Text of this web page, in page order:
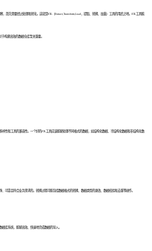
先需要经过处理和转化。这就是ETL（Extract,Transform,Load，提取、转换、加载）工具的用武之地。ETL工具能
构建高效的数据仓库至关重要。
性和工具的兼容性。一个好的ETL工具应该能够处理不同格式的数据，如结构化数据、半结构化数据和非结构化数
可靠且符合业务需求的。转换过程可能包括数据格式的转换、数据类型的更改、数据校验和去重等操作。
库系统，能够高效、快速地完成数据的导入。